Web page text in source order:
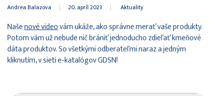
Andrea Balazova | 20. apríl 2023 | Aktuality
Našenové videovám ukáže, ako správne merať vaše produkty.
Potom vám už nebude nič brániť jednoducho zdieľať kmeňové
dáta produktov. So všetkými odberateľmi naraz a jedným
kliknutím, v sieti e-katalógov GDSN!